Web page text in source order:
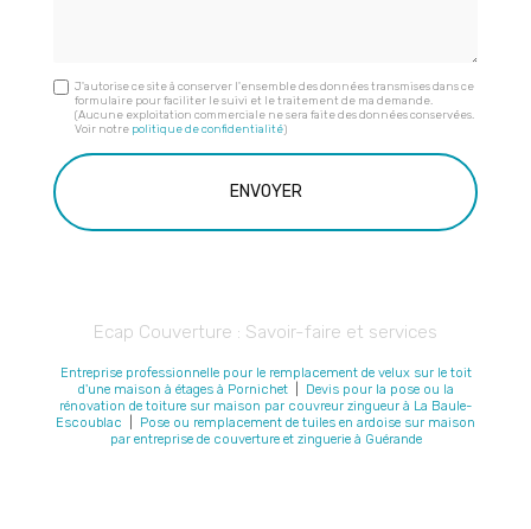
J'autorise ce site à conserver l'ensemble des données transmises dans ce
formulaire pour faciliter le suivi et le traitement de ma demande.
(Aucune exploitation commerciale ne sera faite des données conservées.
Voir notre politique de confidentialité)
Ecap Couverture : Savoir-faire et services
Entreprise professionnelle pour le remplacement de velux sur le toit
d'une maison à étages à Pornichet|
Devis pour la pose ou la
rénovation de toiture sur maison par couvreur zingueur à La Baule-
Escoublac
Pose ou remplacement de tuiles en ardoise sur maison
par entreprise de couverture et zinguerie à Guérande